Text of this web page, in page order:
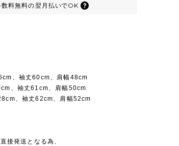
数料無料の翌月払いでOK
、袖丈60cm、肩幅48cm
、袖丈61cm、肩幅50cm
、袖丈62cm、肩幅52cm
接発送となる為、